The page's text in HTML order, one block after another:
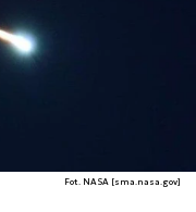
Fot. NASA [sma.nasa.gov]